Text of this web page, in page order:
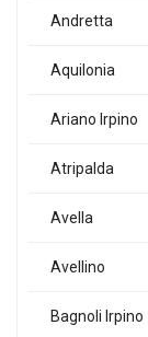
Andretta
Aquilonia
Ariano Irpino
Atripalda
Avella
Avellino
Bagnoli Irpino